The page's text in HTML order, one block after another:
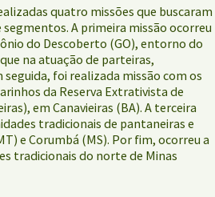
quatro missões que buscaram
segmentos. A primeira missão ocorreu
do Descoberto (GO), entorno do
na atuação de parteiras,
seguida, foi realizada missão com os
da Reserva Extrativista de
em Canavieiras (BA). A terceira
tradicionais de pantaneiras e
e Corumbá (MS). Por fim, ocorreu a
tradicionais do norte de Minas